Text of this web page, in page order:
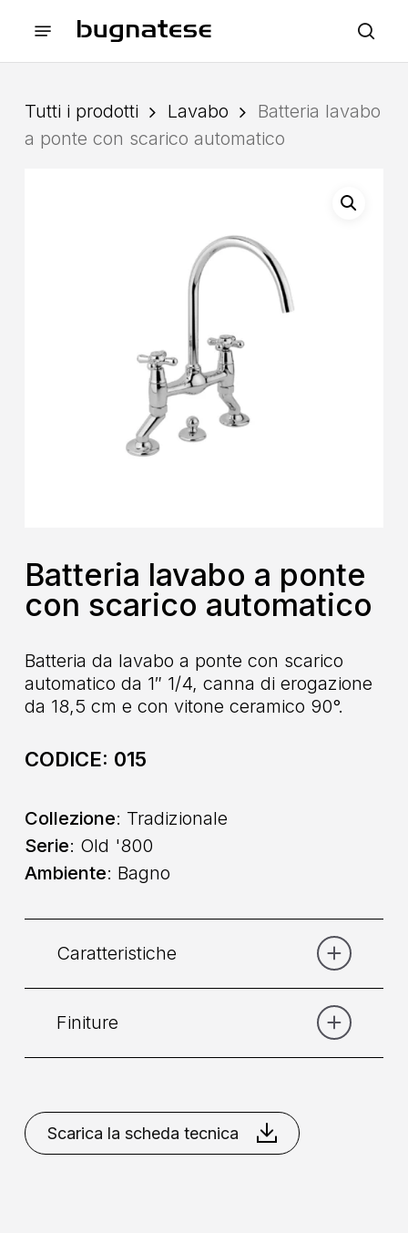
Menu
Tutti i prodotti Lavabo
Batteria lavabo
a ponte con scarico automatico
Batteria lavabo a ponte
con scarico automatico
Batteria da lavabo a ponte con scarico
automatico da 1″ 1/4, canna di erogazione
da 18,5 cm e con vitone ceramico 90°.
CODICE: 015
Collezione: Tradizionale
Serie: Old '800
Ambiente: Bagno
Caratteristiche
Collocazione: Da Piano
Finiture
Bronzo Cromo
Cromo
Dorato
Dorato Rame
Scarica la scheda tecnica